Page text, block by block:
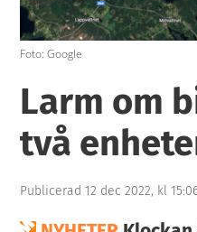
Foto: Google
Larm om
två
Publicerad 12 dec 2022, kl